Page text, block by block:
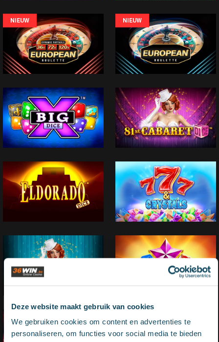
Deze website maakt gebruik van cookies
We gebruiken cookies om content en advertenties te
personaliseren, om functies voor social media te bieden
NIEUW NIEUW